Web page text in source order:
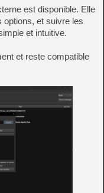
est disponible. Elle
options, et suivre les
et intuitive.
et reste compatible